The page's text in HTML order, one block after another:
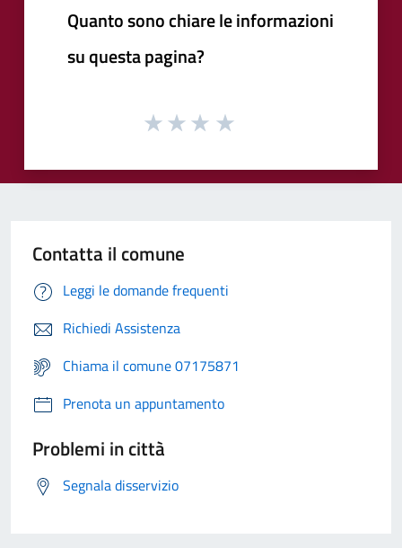
Quanto sono chiare le informazioni
su questa pagina?
Contatta il comune
Leggi le domande frequenti
Richiedi Assistenza
Chiama il comune 07175871
Prenota un appuntamento
Problemi in città
Segnala disservizio